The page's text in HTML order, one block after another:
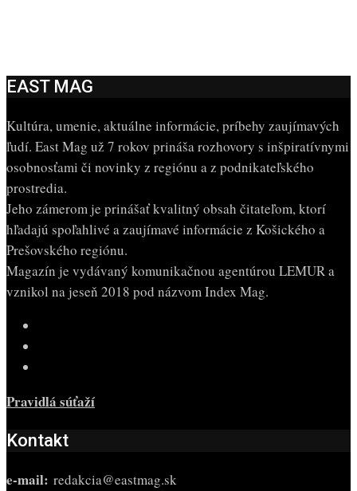
EAST MAG
Kultúra, umenie, aktuálne informácie, príbehy zaujímavých
ľudí. East Mag už 7 rokov prináša rozhovory s inšpiratívnymi
osobnosťami či novinky z regiónu a z podnikateľského
prostredia.
Jeho zámerom je prinášať kvalitný obsah čitateľom, ktorí
hľadajú spoľahlivé a zaujímavé informácie z Košického a
Prešovského regiónu.
Magazín je vydávaný komunikačnou agentúrou LEMUR a
vznikol na jeseň 2018 pod názvom Index Mag.
Pravidlá súťaží
Kontakt
e-mail: redakcia@eastmag.sk